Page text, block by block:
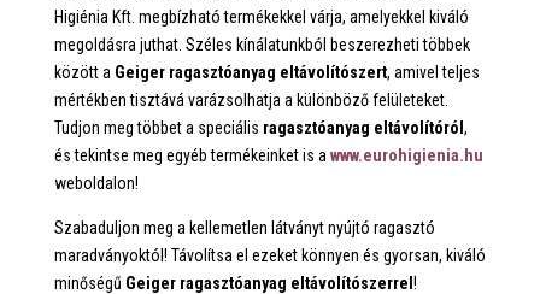
Higiénia Kft. megbízható termékekkel várja, amelyekkel kiváló
megoldásra juthat. Széles kínálatunkból beszerezheti többek
között a Geiger ragasztóanyag eltávolítószert, amivel teljes
mértékben tisztává varázsolhatja a különböző felületeket.
Tudjon meg többet a speciális ragasztóanyag eltávolítóról ,
és tekintse meg egyéb termékeinket is a www.eurohigienia.hu
weboldalon!
Szabaduljon meg a kellemetlen látványt nyújtó ragasztó
maradványoktól! Távolítsa el ezeket könnyen és gyorsan, kiváló
minőségű Geiger ragasztóanyag eltávolítószerrel !